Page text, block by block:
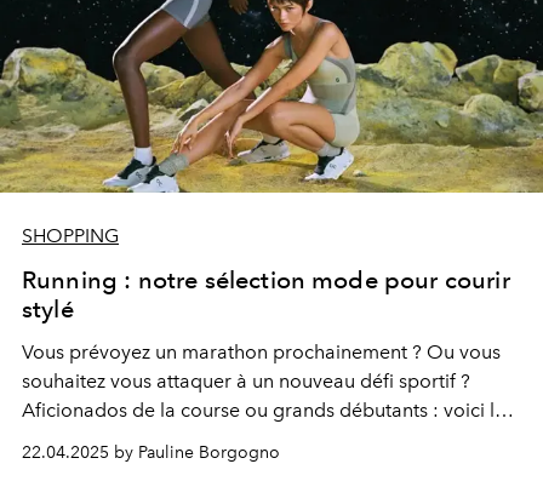
SHOPPING
Running : notre sélection mode pour courir
stylé
Vous prévoyez un marathon prochainement ? Ou vous
souhaitez vous attaquer à un nouveau défi sportif ?
Aficionados de la course ou grands débutants : voici les
articles aussi qualitatifs que stylés qui élèveront votre
crédibilité lors de votre prochaine session de running.
22.04.2025 by Pauline Borgogno